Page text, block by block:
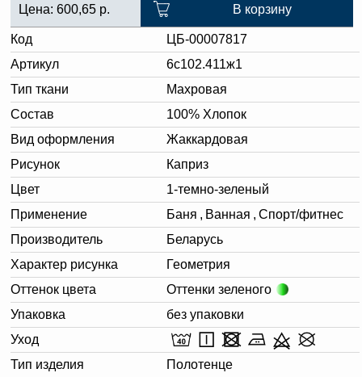
Цена: 600,65 р. В корзину
Код
ЦБ-00007817
Артикул
6с102.411ж1
Тип ткани
Махровая
Состав
100% Хлопок
Вид оформления
Жаккардовая
Рисунок
Каприз
Цвет
1-темно-зеленый
Применение
Баня , Ванная , Спорт/фитнес
Производитель
Беларусь
Характер рисунка
Геометрия
Оттенок цвета
Оттенки зеленого
Упаковка
без упаковки
Уход
Тип изделия
Полотенце